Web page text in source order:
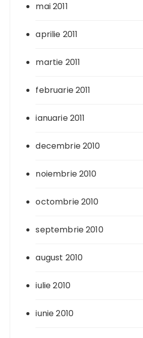
mai 2011
aprilie 2011
martie 2011
februarie 2011
ianuarie 2011
decembrie 2010
noiembrie 2010
octombrie 2010
septembrie 2010
august 2010
iulie 2010
iunie 2010